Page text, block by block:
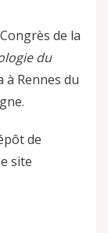
de la
du
Rennes du
de
site